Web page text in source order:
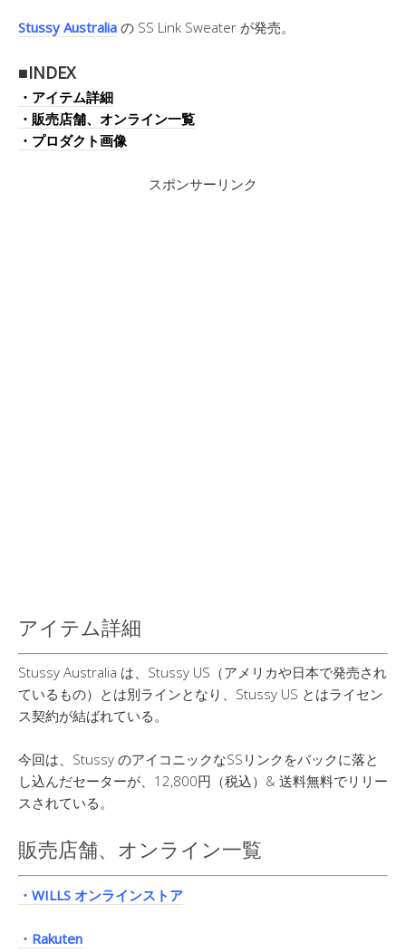
Stussy Australia の SS Link Sweater が発売。
■INDEX
・アイテム詳細
・販売店舗、オンライン一覧
・プロダクト画像
スポンサーリンク
アイテム詳細
Stussy Australia は、Stussy US（アメリカや日本で発売され
ているもの）とは別ラインとなり、Stussy US とはライセン
ス契約が結ばれている。
今回は、Stussy のアイコニックなSSリンクをバックに落と
し込んだセーターが、12,800円（税込）& 送料無料でリリー
スされている。
販売店舗、オンライン一覧
・WILLS オンラインストア
・Rakuten